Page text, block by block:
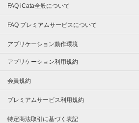
FAQ iCata全般について
FAQ プレミアムサービスについて
アプリケーション動作環境
アプリケーション利用規約
会員規約
プレミアムサービス利用規約
特定商法取引に基づく表記